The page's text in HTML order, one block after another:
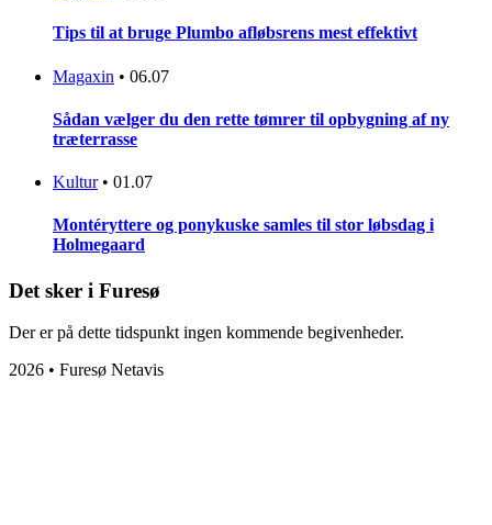
Tips til at bruge Plumbo afløbsrens mest effektivt
Magaxin • 06.07
Sådan vælger du den rette tømrer til opbygning af ny
træterrasse
Kultur • 01.07
Montéryttere og ponykuske samles til stor løbsdag i
Holmegaard
Det sker i Furesø
Der er på dette tidspunkt ingen kommende begivenheder.
2026 • Furesø Netavis